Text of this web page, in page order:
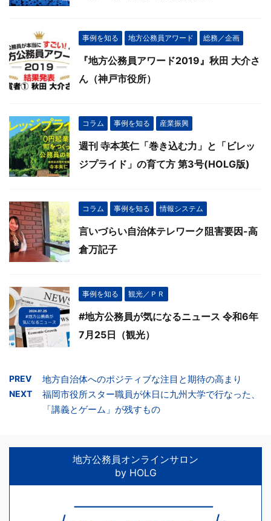
事例を知る 地方公務員アワード 総務／企画
『地方公務員アワード2019』秋田 大介さ
ん（神戸市役所）
コラム 事例を知る 産業振興
週刊 寺本英仁「巻き込む力」と「ビレッ
ジプライド」の育て方 第3号(HOLG版)
コラム 事例を知る 情報システム
言いづらい自治体テレワーク阻害要因-高
倉万記子
事例を知る 観光／ＰＲ
#地方公務員が気になるニュース 令和6年
7月25日（観光）
PREV 地方自治体へのポジティブな注目と期待の高まり
NEXT
福岡市役所スター職員が休日に九州大学で行なった、
「講義とゲーム」が残すもの
地方公務員オンラインサロン
by HOLG